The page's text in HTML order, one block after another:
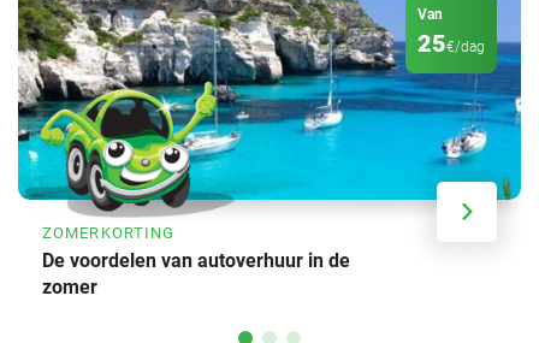
Van
25€/dag
ZOMERKORTING
De voordelen van autoverhuur in de
zomer